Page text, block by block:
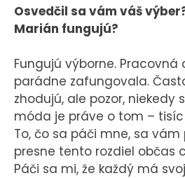
Osvedčil sa vám váš
Marián fungujú?
Fungujú výborne.
parádne zafungovala.
zhodujú, ale pozor, niekedy
móda je práve o tom –
To, čo sa páči mne, sa
presne tento rozdiel občas
Páči sa mi, že každý má